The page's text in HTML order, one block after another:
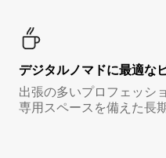
デジタルノマド⁠に最⁠適⁠な
出張の多いプロフェッシ
専用スペースを備えた長